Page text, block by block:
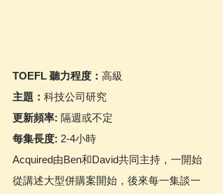
TOEFL 聽力程度： 高級
主題： 科技公司研究
更新頻率: 隔週或不定
每集長度: 2-4小時
Acquired由Ben和David共同主持，一開始
從講述大型併購案開始，後來每一集談一